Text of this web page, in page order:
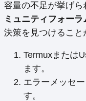
容量の不足が挙げ
ミュニティフォーラ
決策を見つけること
Termuxまたは
ます。
エラーメッセ
す。